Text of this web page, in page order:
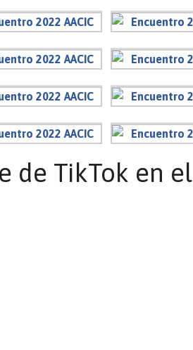
de TikTok en el